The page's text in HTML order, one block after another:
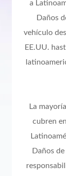
a
Daños
vehículo
EE.UU.
La
cubren
Daños